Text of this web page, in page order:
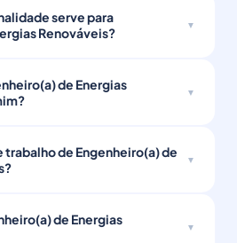
serve para
Renováveis?
de Energias
trabalho de Engenheiro(a) de
de Energias